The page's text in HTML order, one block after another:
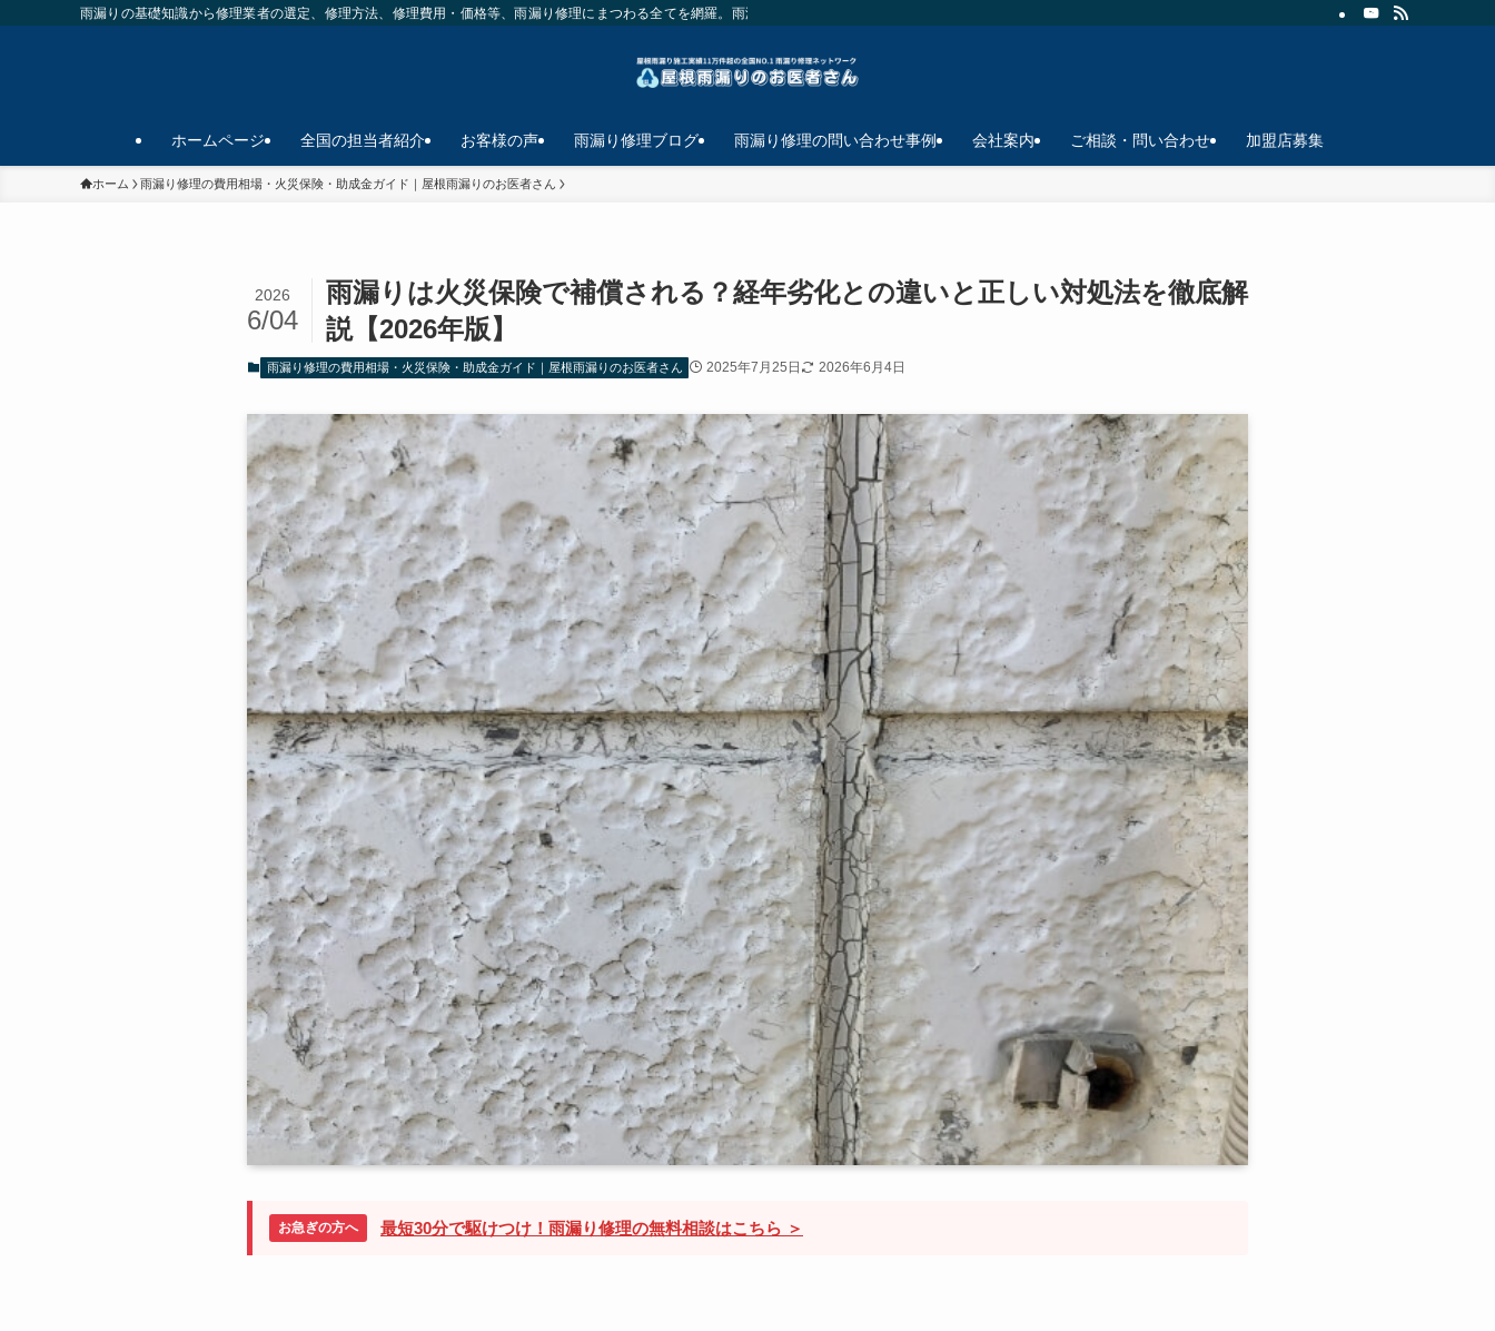
雨漏りの基礎知識から修理業者の選定、修理方法、修理費用・価格等、雨漏り修理にまつわる全てを網羅。雨漏り修理で悩んだら最初に見て欲しいサイトです。
ホームページ 全国の担当者紹介 お客様の声 雨漏り修理ブログ 雨漏り修理の問い合わせ事例 会社案内 ご相談・問い合わせ 加盟店募集
ホーム 雨漏り修理の費用相場・火災保険・助成金ガイド｜屋根雨漏りのお医者さん
雨漏りは火災保険で補償される？経年劣化との違いと正しい対処法を徹底解
説【2026年版】
2026
6/04
雨漏り修理の費用相場・火災保険・助成金ガイド｜屋根雨漏りのお医者さん 2025年7月25日 2026年6月4日
お急ぎの方へ 最短30分で駆けつけ！雨漏り修理の無料相談はこちら ＞